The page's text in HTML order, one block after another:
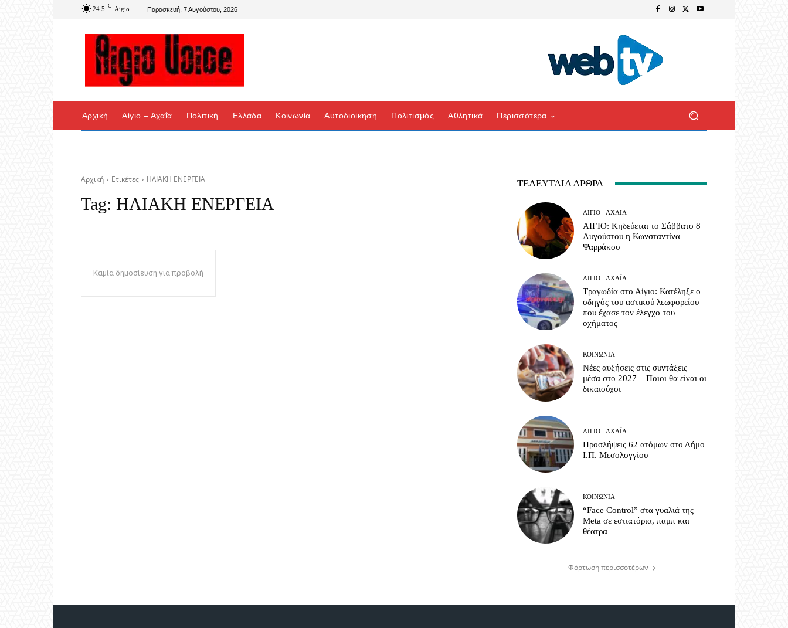
24.5 C Aigio Παρασκευή, 7 Αυγούστου, 2026
Αρχική Αίγιο – Αχαΐα Πολιτική Ελλάδα Κοινωνία Αυτοδιοίκηση Πολιτισμός Αθλητικά Περισσότερα
Αρχική Ετικέτες ΗΛΙΑΚΗ ΕΝΕΡΓΕΙΑ
Tag: ΗΛΙΑΚΗ ΕΝΕΡΓΕΙΑ
Καμία δημοσίευση για προβολή
ΤΕΛΕΥΤΑΊΑ ΆΡΘΡΑ
ΑΊΓΙΟ - ΑΧΑΪ́Α
ΑΙΓΙΟ: Κηδεύεται το Σάββατο 8
Αυγούστου η Κωνσταντίνα
Ψαρράκου
ΑΊΓΙΟ - ΑΧΑΪ́Α
Τραγωδία στο Αίγιο: Κατέληξε ο
οδηγός του αστικού λεωφορείου
που έχασε τον έλεγχο του
οχήματος
ΚΟΙΝΩΝΊΑ
Νέες αυξήσεις στις συντάξεις
μέσα στο 2027 – Ποιοι θα είναι οι
δικαιούχοι
ΑΊΓΙΟ - ΑΧΑΪ́Α
Προσλήψεις 62 ατόμων στο Δήμο
Ι.Π. Μεσολογγίου
ΚΟΙΝΩΝΊΑ
“Face Control” στα γυαλιά της
Meta σε εστιατόρια, παμπ και
θέατρα
Φόρτωση περισσοτέρων